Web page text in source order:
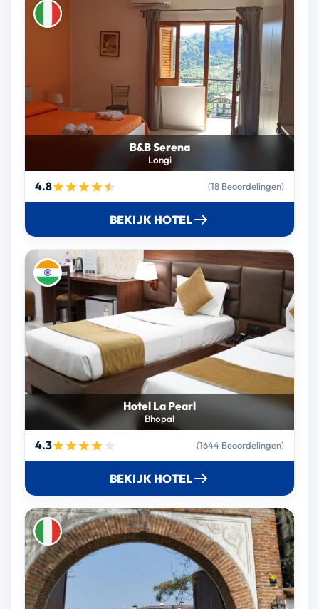
B&B Serena
Longi
4.8 (18 Beoordelingen)
BEKIJK HOTEL
Hotel La Pearl
Bhopal
4.3 (1644 Beoordelingen)
BEKIJK HOTEL